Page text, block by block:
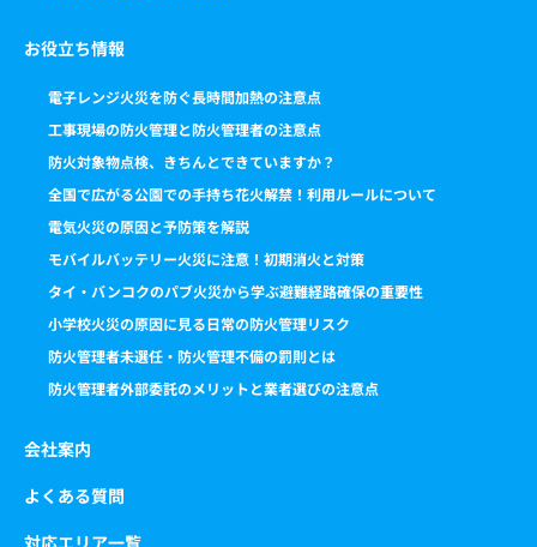
お役立ち情報
電子レンジ火災を防ぐ長時間加熱の注意点
工事現場の防火管理と防火管理者の注意点
防火対象物点検、きちんとできていますか？
全国で広がる公園での手持ち花火解禁！利用ルールについて
電気火災の原因と予防策を解説
モバイルバッテリー火災に注意！初期消火と対策
タイ・バンコクのパブ火災から学ぶ避難経路確保の重要性
小学校火災の原因に見る日常の防火管理リスク
防火管理者未選任・防火管理不備の罰則とは
防火管理者外部委託のメリットと業者選びの注意点
会社案内
よくある質問